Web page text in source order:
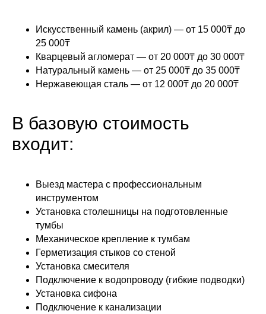
Искусственный камень (акрил) — от 15 000₸ до
25 000₸
Кварцевый агломерат — от 20 000₸ до 30 000₸
Натуральный камень — от 25 000₸ до 35 000₸
Нержавеющая сталь — от 12 000₸ до 20 000₸
В базовую стоимость
входит:
Выезд мастера с профессиональным
инструментом
Установка столешницы на подготовленные
тумбы
Механическое крепление к тумбам
Герметизация стыков со стеной
Установка смесителя
Подключение к водопроводу (гибкие подводки)
Установка сифона
Подключение к канализации